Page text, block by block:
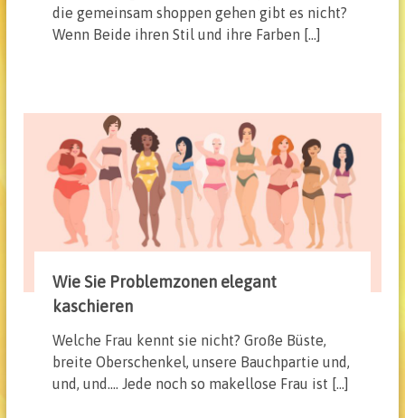
die gemeinsam shoppen gehen gibt es nicht?
Wenn Beide ihren Stil und ihre Farben […]
Wie Sie Problemzonen elegant
kaschieren
Welche Frau kennt sie nicht? Große Büste,
breite Oberschenkel, unsere Bauchpartie und,
und, und…. Jede noch so makellose Frau ist […]